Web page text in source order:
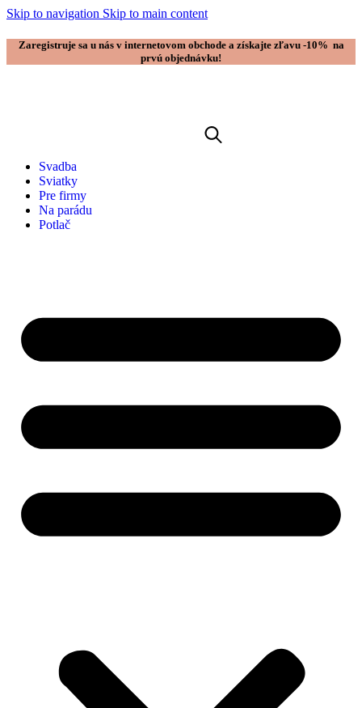
Skip to navigation Skip to main content
Zaregistruje sa u nás v internetovom obchode a získajte zľavu -10% na
prvú objednávku!
Svadba
Sviatky
Pre firmy
Na parádu
Potlač